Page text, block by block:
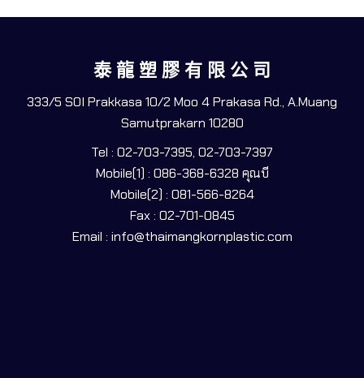
泰 龍 塑 膠 有 限 公 司
333/5 SOI Prakkasa 10/2 Moo 4 Prakasa Rd., A.Muang
Samutprakarn 10280
Tel : 02-703-7395, 02-703-7397
Mobile(1) : 086-368-6328 คุณบี
Mobile(2) : 081-566-8264
Fax : 02-701-0845
Email : info@thaimangkornplastic.com